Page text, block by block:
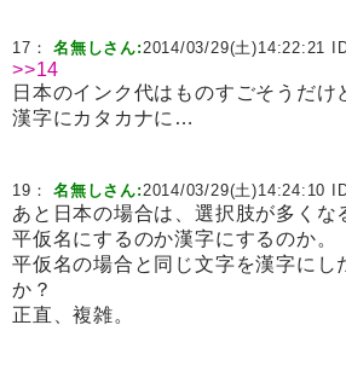
17：名無しさん:2014/03/29(土)14:22:21
>>14
日本のインク代はものすごそうだけ
漢字にカタカナに…
19：名無しさん:2014/03/29(土)14:24:10
あと日本の場合は、選択肢が多くな
平仮名にするのか漢字にするのか。
平仮名の場合と同じ文字を漢字にし
か？
正直、複雑。